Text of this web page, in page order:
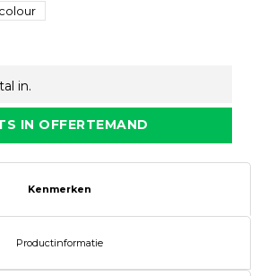
in.
IN OFFERTEMAND
Kenmerken
Productinformatie